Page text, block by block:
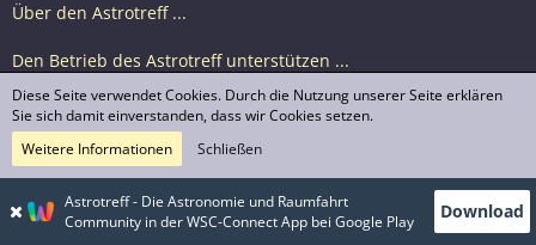
Über den Astrotreff ...
Den Betrieb des Astrotreff unterstützen ...
Nutzungsbedingungen
© Astrotreff 2001-2026, lizenziert unter CC BY-SA,
sofern für einzelne Inhalte nicht anders angegeben
Astrotreff - Die Astronomie und Raumfahrt
Community in der WSC-Connect App bei Google Play
Download
Diese Seite verwendet Cookies. Durch die Nutzung unserer Seite erklären
Sie sich damit einverstanden, dass wir Cookies setzen.
Weitere Informationen
Schließen